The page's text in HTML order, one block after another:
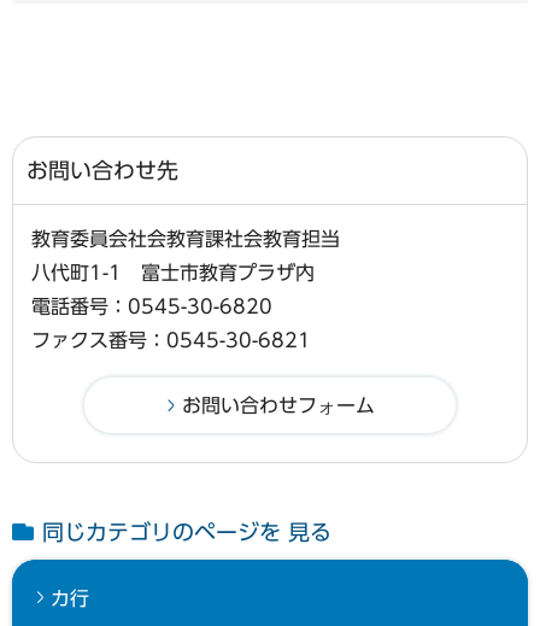
お問い合わせ先
教育委員会社会教育課社会教育担当
八代町1-1 富士市教育プラザ内
電話番号：0545-30-6820
ファクス番号：0545-30-6821
同じカテゴリのページを 見る
カ行